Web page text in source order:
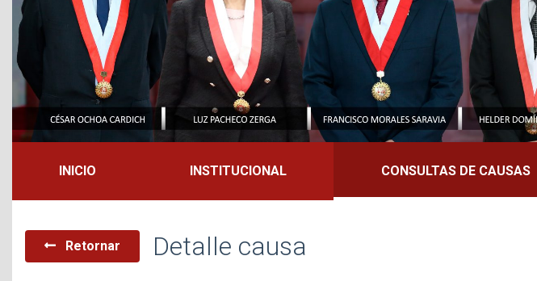
INICIO INSTITUCIONAL CONSULTAS DE CAUSAS
Retornar Detalle causa